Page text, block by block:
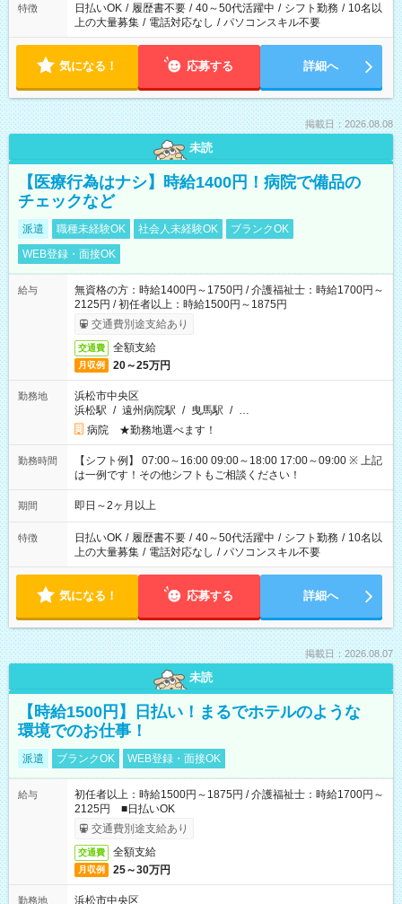
特徴 日払いOK / 履歴書不要 / 40～50代活躍中 / シフト勤務 / 10名以
上の大量募集 / 電話対応なし / パソコンスキル不要
気になる！ 応募する 詳細へ
掲載日：2026.08.08
未読
【医療行為はナシ】時給1400円！病院で備品の
チェックなど
派遣 職種未経験OK 社会人未経験OK
ブランクOK
WEB登録・面接OK
給与
無資格の方：時給1400円～1750円 / 介護福祉士：時給1700円～
2125円 / 初任者以上：時給1500円～1875円
交通費別途支給あり
交通費 全額支給
月収例 20～25万円
勤務地
浜松市中央区
浜松駅 / 遠州病院駅 / 曳馬駅 / …
病院 ★勤務地選べます！
勤務時間
【シフト例】 07:00～16:00 09:00～18:00 17:00～09:00 ※ 上記
は一例です！その他シフトもご相談ください！
期間 即日～2ヶ月以上
特徴 日払いOK / 履歴書不要 / 40～50代活躍中 / シフト勤務 / 10名以
上の大量募集 / 電話対応なし / パソコンスキル不要
気になる！ 応募する 詳細へ
掲載日：2026.08.07
未読
【時給1500円】日払い！まるでホテルのような
環境でのお仕事！
派遣 ブランクOK WEB登録・面接OK
給与
初任者以上：時給1500円～1875円 / 介護福祉士：時給1700円～
2125円 ■日払いOK
交通費別途支給あり
交通費 全額支給
月収例 25～30万円
勤務地 浜松市中央区